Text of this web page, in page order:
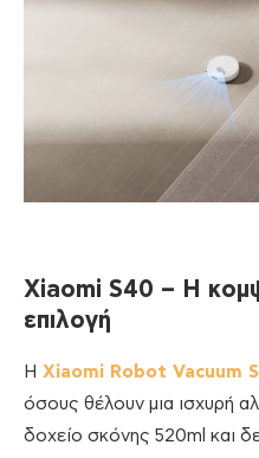
Xiaomi S40 – Η
επιλογή
Η Xiaomi Robot Vacuum
όσους θέλουν μια ισχυρή
δοχείο σκόνης 520ml και